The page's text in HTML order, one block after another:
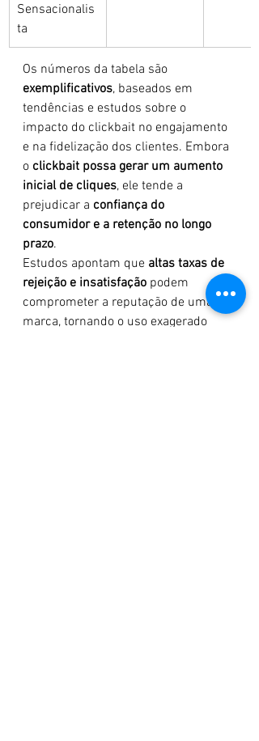
Sensacionalis
ta
Os números da tabela são
exemplificativos, baseados em
tendências e estudos sobre o
impacto do clickbait no engajamento
e na fidelização dos clientes. Embora
o clickbait possa gerar um aumento
inicial de cliques, ele tende a
prejudicar a confiança do
consumidor e a retenção no longo
prazo.
Estudos apontam que altas taxas de
rejeição e insatisfação podem
comprometer a reputação de uma
marca, tornando o uso exagerado